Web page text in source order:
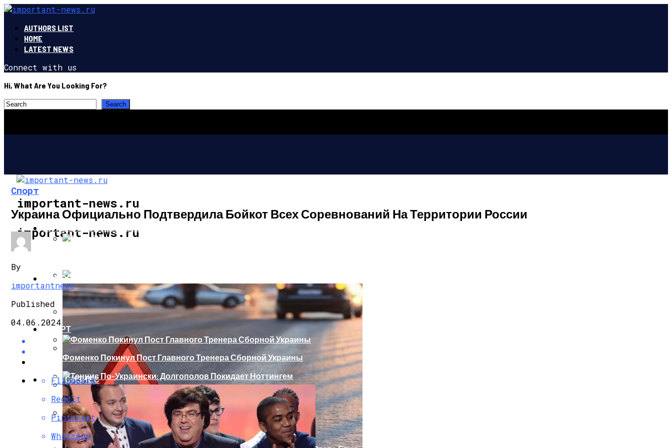
AUTHORS LIST
HOME
LATEST NEWS
Connect with us
Hi, What Are You Looking For?
important-news.ru
important-news.ru
ИНТЕРЕСНОЕ И ПОЗНАВАТЕЛЬНОЕ
В Сети Высмеяли Свадебный Подарок Путина Главе МИД Австрии
«Князь, Где Вы Шлялись»: В Сети Высмеяли Российский Лайнер, «заблудившийся» В Крыму
Репетицию Парада В Киеве Высмеяли Веселыми Фотожабами
В Швеции Белый Медведь Застрял В Окне Отеля, Знатно Позавтракав
НОВОСТИ
СПОРТ
Фоменко Покинул Пост Главного Тренера Сборной Украины
Теннис По-Украински: Долгополов Покидает Ноттингем
Роналду Остается В «Реале» До 2020 Года
ШОУ-БИЗНЕС
Спорт
Украина Официально Подтвердила Бойкот Всех Соревнований На Территории России
By
importantnews
Published
04.06.2024
Flipboard
Reddit
Pinterest
Whatsapp